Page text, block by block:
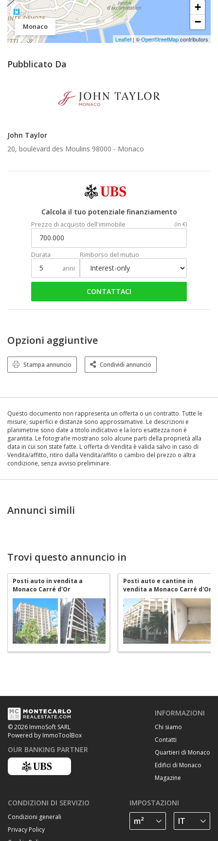
Monaco
+
−
Leaflet| ©OpenStreetMapcontributors
Pubblicato Da
John Taylor
20, boulevard des Moulins 98000 - Monaco
Calcola il tuo potenziale finanziamento
Prezzo di acquisto dell'immobile (In €)
Durata
anni
Rimborso del mutuo
CONTATTACI
Opzioni aggiuntive
Stampa annuncio Condividi annuncio
Questo documento non rappresenta un offerta o un contratto. Tutte le
misure, superfici e distanze sono approssimative. Le descrizioni e
planimetrie sono date a titolo indicativo e la loro esattezza non è
garantita. Le fotografie mostrano solo alcune parti della proprietà alla
data in cui son state fatte. L offerta di Vendita è valida salvo in caso di
Vendita/affitto, ritiro dalla Vendita/affito o cambio del prezzo o altra
condizione, senza avviso preliminare.
Annunci simili
Trovi questo annuncio in
Posti auto in vendita a
Monaco Carré d'Or
Posti auto e cantine in
vendita a Monaco Carré d'Or
© 2026 ImmoSoft SARL
Powered by ImmoToolBox
OUR BANKING PARTNER
INFORMAZIONI
Chi siamo
Contatti
Quartieri di Monaco
Edifici di Monaco
Magazine
CONDIZIONI DI SERVIZIO
Condizioni generali
Privacy Policy
IMPOSTAZIONI